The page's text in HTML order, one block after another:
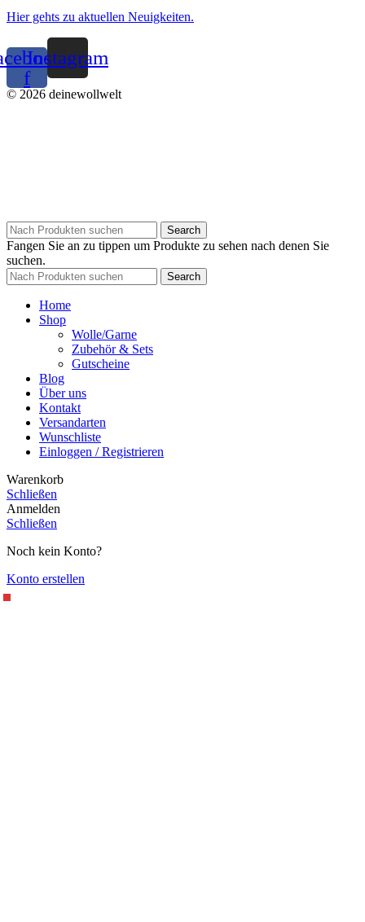
Hier gehts zu aktuellen Neuigkeiten.
f
Instagram
© 2026 deinewollwelt
Search
Fangen Sie an zu tippen um Produkte zu sehen nach denen Sie
suchen.
Search
Home
Shop
Wolle/Garne
Zubehör & Sets
Gutscheine
Blog
Über uns
Kontakt
Versandarten
Wunschliste
Einloggen / Registrieren
Warenkorb
Schließen
Anmelden
Schließen
Noch kein Konto?
Konto erstellen